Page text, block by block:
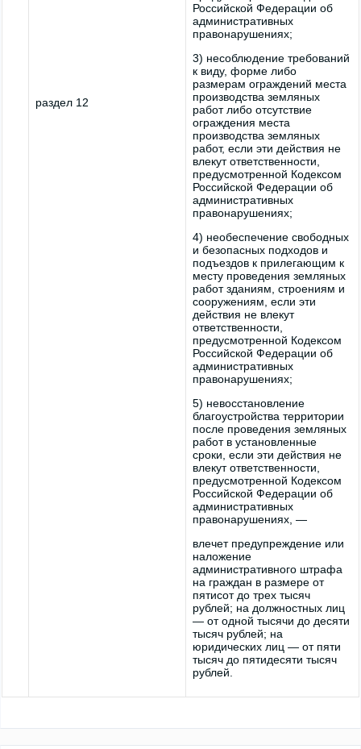
раздел 12
Российской Федерации об
административных
правонарушениях;
3) несоблюдение требований
к виду, форме либо
размерам ограждений места
производства земляных
работ либо отсутствие
ограждения места
производства земляных
работ, если эти действия не
влекут ответственности,
предусмотренной Кодексом
Российской Федерации об
административных
правонарушениях;
4) необеспечение свободных
и безопасных подходов и
подъездов к прилегающим к
месту проведения земляных
работ зданиям, строениям и
сооружениям, если эти
действия не влекут
ответственности,
предусмотренной Кодексом
Российской Федерации об
административных
правонарушениях;
5) невосстановление
благоустройства территории
после проведения земляных
работ в установленные
сроки, если эти действия не
влекут ответственности,
предусмотренной Кодексом
Российской Федерации об
административных
правонарушениях, —
влечет предупреждение или
наложение
административного штрафа
на граждан в размере от
пятисот до трех тысяч
рублей; на должностных лиц
— от одной тысячи до десяти
тысяч рублей; на
юридических лиц — от пяти
тысяч до пятидесяти тысяч
рублей.